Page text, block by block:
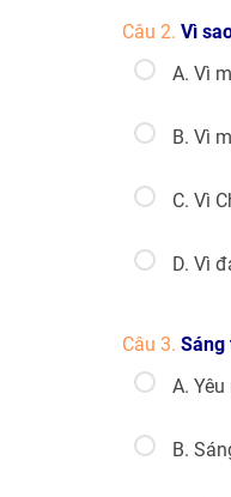
Câu 2. Vì
A. Vì
B. Vì
C. Vì
D. Vì
Câu 3. Sáng
A.
B.